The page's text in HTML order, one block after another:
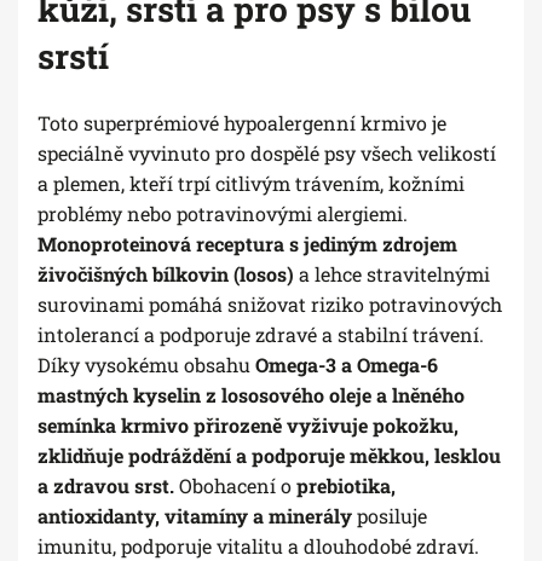
kůží, srstí a pro psy s bílou
srstí
Toto superprémiové hypoalergenní krmivo je
speciálně vyvinuto pro dospělé psy všech velikostí
a plemen, kteří trpí citlivým trávením, kožními
problémy nebo potravinovými alergiemi.
Monoproteinová receptura s jediným zdrojem
živočišných bílkovin (losos) a lehce stravitelnými
surovinami pomáhá snižovat riziko potravinových
intolerancí a podporuje zdravé a stabilní trávení.
Díky vysokému obsahuOmega-3 a Omega-6
mastných kyselin z lososového oleje a lněného
semínka krmivo přirozeně vyživuje pokožku,
zklidňuje podráždění a podporuje měkkou, lesklou
a zdravou srst.Obohacení oprebiotika,
antioxidanty, vitamíny a minerályposiluje
imunitu, podporuje vitalitu a dlouhodobé zdraví.